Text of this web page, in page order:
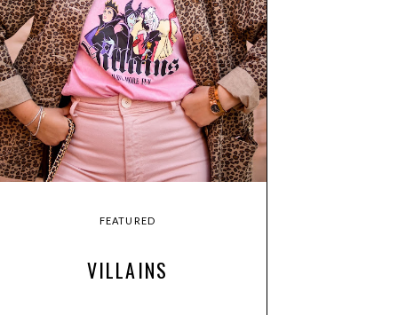
FEATURED
VILLAINS